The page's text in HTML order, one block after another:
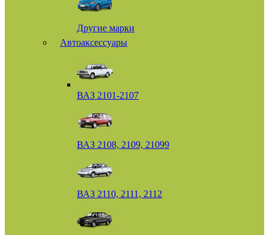
Другие марки
Автоаксессуары
ВАЗ 2101-2107
ВАЗ 2108, 2109, 21099
ВАЗ 2110, 2111, 2112